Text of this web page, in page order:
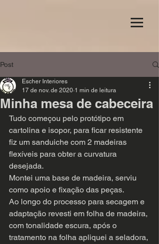
Post
Minha mesa de cabeceira
Escher Interiores
17 de nov. de 2020 1 min de leitura
Tudo começou pelo protótipo em
cartolina e isopor, para ficar resistente
fiz um sanduiche com 2 madeiras
flexíveis para obter a curvatura
desejada.
Montei uma base de madeira, serviu
como apoio e fixação das peças.
Ao longo do processo para secagem e
adaptação revesti em folha de madeira,
com tonalidade escura, após o
tratamento na folha apliquei a seladora,